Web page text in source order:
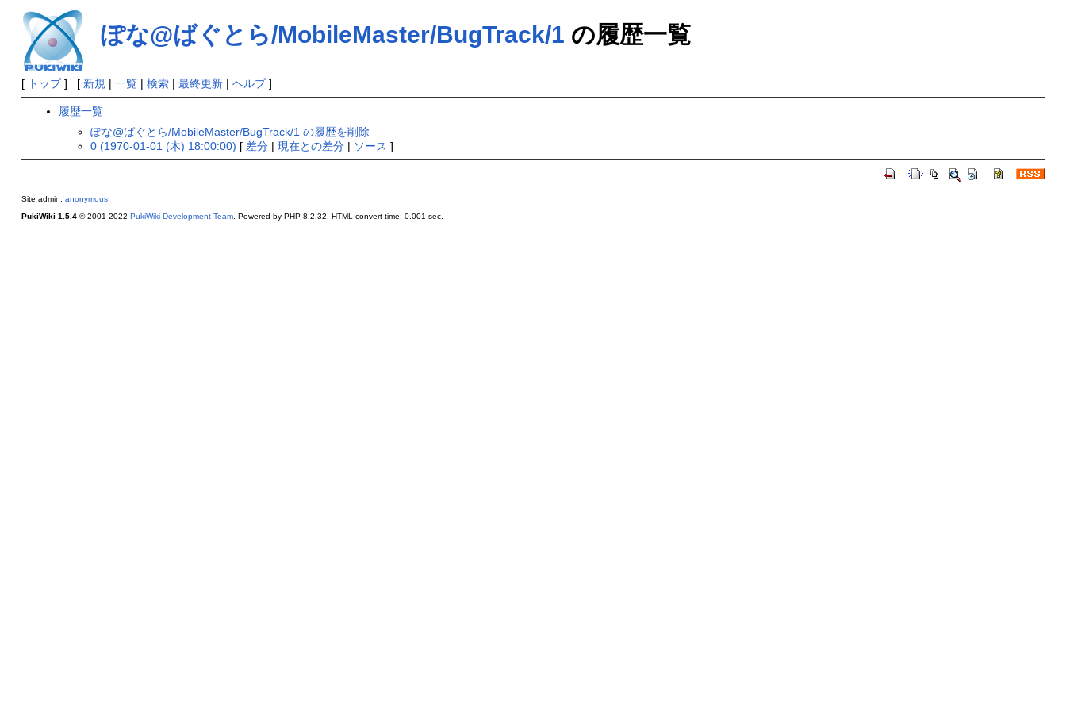
ぽな@ばぐとら/MobileMaster/BugTrack/1 の履歴一覧
[ トップ] [ 新規 | 一覧| 検索| 最終更新| ヘルプ]
履歴一覧
ぽな@ばぐとら/MobileMaster/BugTrack/1 の履歴を削除
0 (1970-01-01 (木) 18:00:00) [ 差分 |現在との差分 | ソース ]
Site admin: anonymous
PukiWiki 1.5.4© 2001-2022 PukiWiki Development Team. Powered by PHP 8.2.32. HTML convert time: 0.001 sec.